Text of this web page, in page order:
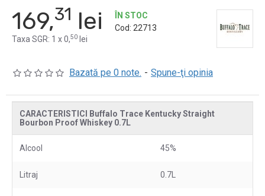
Bazată pe 0 note. - Spune-ţi opinia
169,31 lei
Taxa SGR: 1 x 0,50 lei
ÎN STOC
Cod: 22713
CARACTERISTICI Buffalo Trace Kentucky Straight
Bourbon Proof Whiskey 0.7L
Alcool 45%
Litraj 0.7L